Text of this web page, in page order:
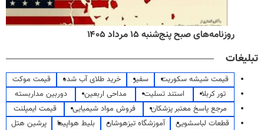
روزنامه‌های صبح پنج‌شنبه ۱۵ مرداد ۱۴۰۵
تبلیغات
قیمت شیشه سکوریت سفیر خرید طلای آب شده
قیمت موکت
تور کربلا
استند تسلیت مداحی اربعین
دوربین مداربسته
مرجع پاسخ معتبر پزشکان
فروش مواد شیمیایی
قیمت ایمپلنت
قطعات لباسشویی
آموزشگاه تیزهوشان بلیط هواپیما
پرشین هتل